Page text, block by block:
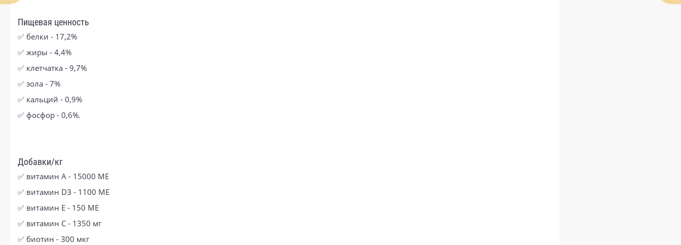
Пищевая ценность
✅ белки - 17,2%
✅ жиры - 4,4%
✅ клетчатка - 9,7%
✅ зола - 7%
✅ кальций - 0,9%
✅ фосфор - 0,6%.
Добавки/кг
✅ витамин А - 15000 МЕ
✅ витамин D3 - 1100 МЕ
✅ витамин Е - 150 ME
✅ витамин С - 1350 мг
✅ биотин - 300 мкг